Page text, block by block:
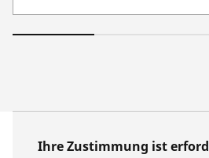
Ihre Zustimmung ist